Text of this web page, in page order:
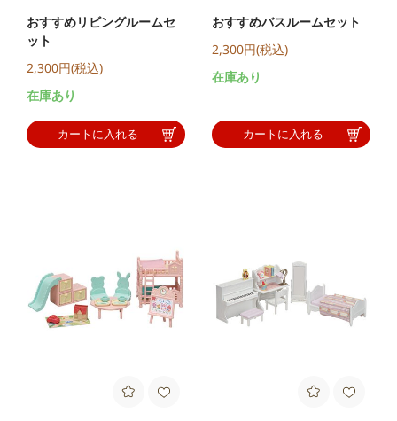
おすすめリビングルームセ
ット
2,300円(税込)
在庫あり
カートに入れる
おすすめバスルームセット
2,300円(税込)
在庫あり
カートに入れる